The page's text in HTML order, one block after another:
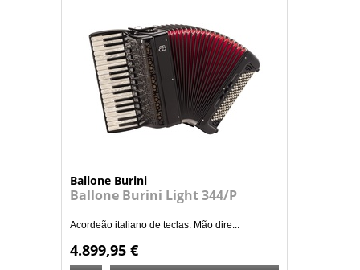
Ballone Burini
Ballone Burini Light 344/P
Acordeão italiano de teclas. Mão dire...
4.899,95 €